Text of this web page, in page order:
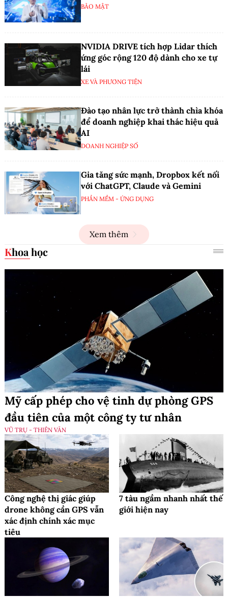
BẢO MẬT
NVIDIA DRIVE tích hợp Lidar thích
ứng góc rộng 120 độ dành cho xe tự
lái
XE VÀ PHƯƠNG TIỆN
Đào tạo nhân lực trở thành chìa khóa
để doanh nghiệp khai thác hiệu quả
AI
DOANH NGHIỆP SỐ
Gia tăng sức mạnh, Dropbox kết nối
với ChatGPT, Claude và Gemini
PHẦN MỀM - ỨNG DỤNG
Xem thêm
Khoa học
Mỹ cấp phép cho vệ tinh dự phòng GPS
đầu tiên của một công ty tư nhân
VŨ TRỤ - THIÊN VĂN
Công nghệ thị giác giúp
drone không cần GPS vẫn
xác định chính xác mục
tiêu
7 tàu ngầm nhanh nhất thế
giới hiện nay